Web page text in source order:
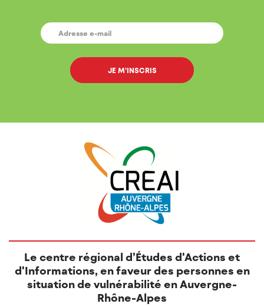
E-
MAIL *
Le centre régional d’Études d'Actions et
d'Informations, en faveur des personnes en
situation de vulnérabilité en Auvergne-
Rhône-Alpes